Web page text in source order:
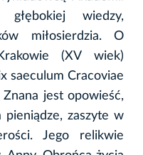
wiedzy,
miłosierdzia. O
(XV wiek)
saeculum Cracoviae
jest opowieść,
pieniądze, zaszyte w
Jego relikwie